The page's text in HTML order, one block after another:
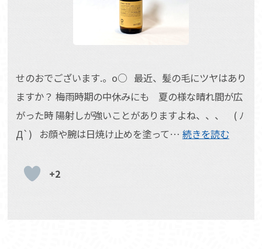
せのおでございます.。o○ 最近、髪の毛にツヤはあり
ますか？ 梅雨時期の中休みにも 夏の様な晴れ間が広
がった時 陽射しが強いことがありますよね、、、 ( ﾉ
Д`) お顔や腕は日焼け止めを塗って… 続きを読む
+2